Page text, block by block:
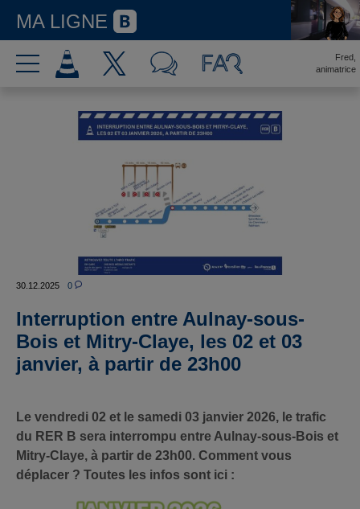
MA LIGNE
Fred,
animatrice
30.12.2025 0
Interruption entre Aulnay-sous-
Bois et Mitry-Claye, les 02 et 03
janvier, à partir de 23h00
Le vendredi 02 et le samedi 03 janvier 2026, le trafic
du RER B sera interrompu entre Aulnay-sous-Bois et
Mitry-Claye, à partir de 23h00. Comment vous
déplacer ? Toutes les infos sont ici :